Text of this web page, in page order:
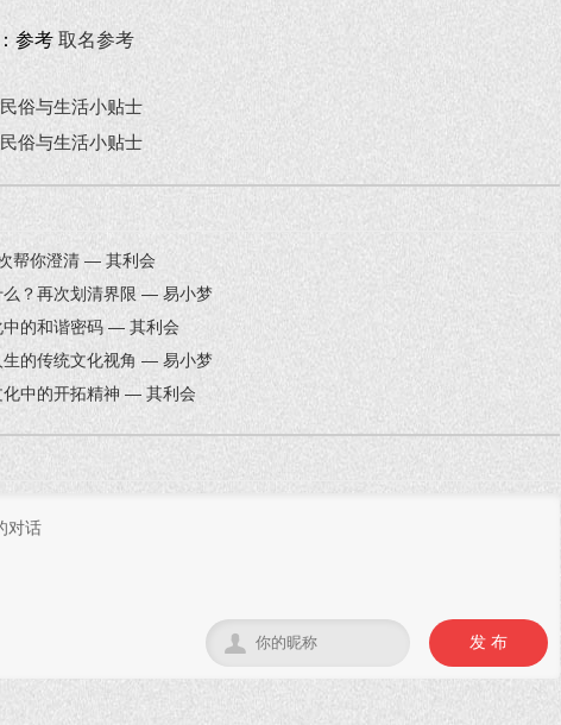
参考 取名参考
俗与生活小贴士
俗与生活小贴士
帮你澄清 — 其利会
么？再次划清界限 — 易小梦
中的和谐密码 — 其利会
生的传统文化视角 — 易小梦
中的开拓精神 — 其利会
发 布
